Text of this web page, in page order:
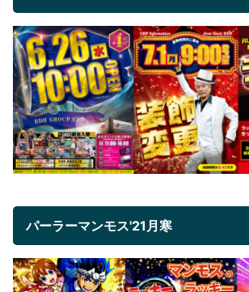
パーラーマンモス'21月寒